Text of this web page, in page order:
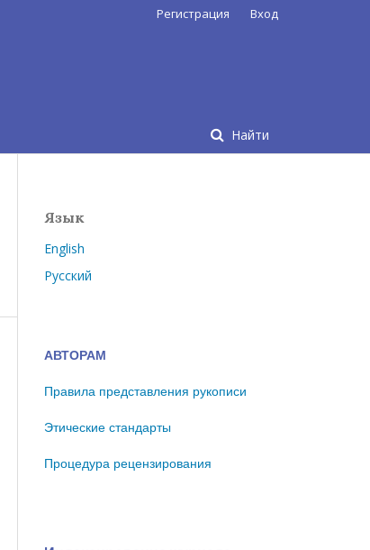
Найти
Регистрация Вход
Язык
English
Русский
АВТОРАМ
Правила представления рукописи
Этические стандарты
Процедура рецензирования